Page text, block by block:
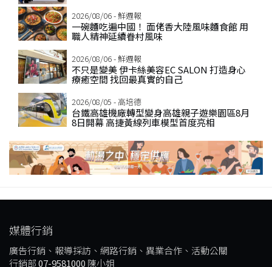
2026/08/06 - 鮮週報
一碗麵吃遍中國！ 面佬香大陸風味麵食館 用
職人精神延續眷村風味
2026/08/06 - 鮮週報
不只是變美 伊卡絲美容EC SALON 打造身心
療癒空間 找回最真實的自己
2026/08/05 - 高培德
台鐵高雄機廠轉型變身高雄親子遊樂園區8月
8日開幕 高捷黃線列車模型首度亮相
媒體行銷
廣告行銷、報導採訪、網路行銷、異業合作、活動公關
行銷部07-9581000 陳小姐